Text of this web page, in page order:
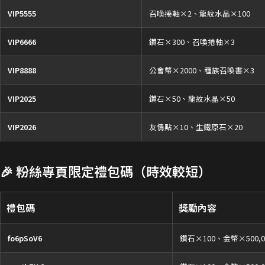
VIP5555 召喚捲軸×2、龍紋水晶×100
VIP6666 鑽石×300、召喚捲軸×3
VIP8888 公會幣×2000、種族召喚書×3
VIP2025 鑽石×50、龍紋水晶×50
VIP2026 友情點×10、生鐵原石×20
🎉 粉絲專頁限定禮包碼（時效較短）
禮包碼 獎勵內容
fo6pSoV6 鑽石×100、金幣